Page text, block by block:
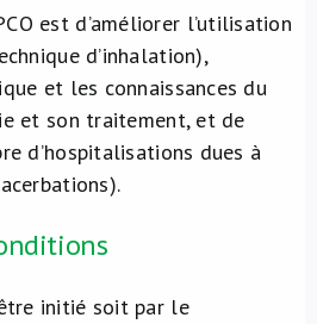
est d’améliorer l’utilisation
d’inhalation),
et les connaissances du
et son traitement, et de
d’hospitalisations dues à
initié soit par le